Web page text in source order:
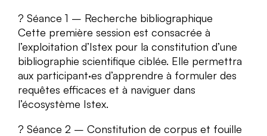
? Séance 1 – Recherche bibliographique
Cette première session est consacrée à
l’exploitation d’Istex pour la constitution d’une
bibliographie scientifique ciblée. Elle permettra
aux participant·es d’apprendre à formuler des
requêtes efficaces et à naviguer dans
l’écosystème Istex.
? Séance 2 – Constitution de corpus et fouille